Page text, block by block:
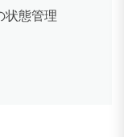
状態管理